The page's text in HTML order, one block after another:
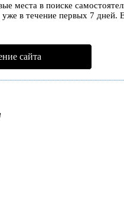
места в поиске
уже в течение первых 7
сайта